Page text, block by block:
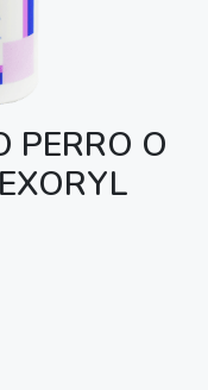
PERRO O